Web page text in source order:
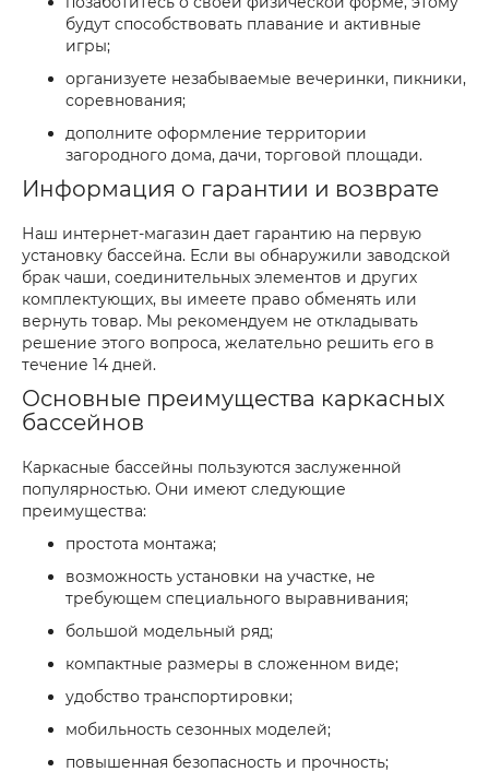
будут способствовать плавание и активные
игры;
организуете незабываемые вечеринки, пикники,
соревнования;
дополните оформление территории
загородного дома, дачи, торговой площади.
Информация о гарантии и возврате
Наш интернет-магазин дает гарантию на первую
установку бассейна. Если вы обнаружили заводской
брак чаши, соединительных элементов и других
комплектующих, вы имеете право обменять или
вернуть товар. Мы рекомендуем не откладывать
решение этого вопроса, желательно решить его в
течение 14 дней.
Основные преимущества каркасных
бассейнов
Каркасные бассейны пользуются заслуженной
популярностью. Они имеют следующие
преимущества:
простота монтажа;
возможность установки на участке, не
требующем специального выравнивания;
большой модельный ряд;
компактные размеры в сложенном виде;
удобство транспортировки;
мобильность сезонных моделей;
повышенная безопасность и прочность;